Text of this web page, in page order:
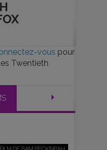
vous pour
Twentieth